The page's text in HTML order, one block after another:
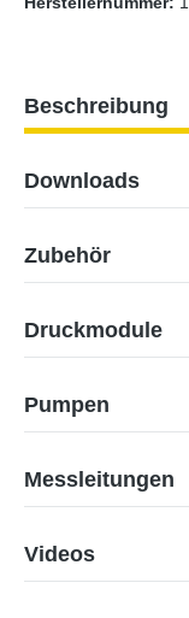
Beschreibung
Downloads
Zubehör
Druckmodule
Pumpen
Messleitungen
Videos